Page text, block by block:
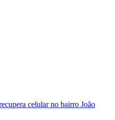
celular no bairro João